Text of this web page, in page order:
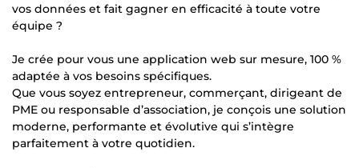
vos données et fait gagner en efficacité à toute votre
équipe ?
Je crée pour vous une application web sur mesure, 100 %
adaptée à vos besoins spécifiques.
Que vous soyez entrepreneur, commerçant, dirigeant de
PME ou responsable d’association, je conçois une solution
moderne, performante et évolutive qui s’intègre
parfaitement à votre quotidien.